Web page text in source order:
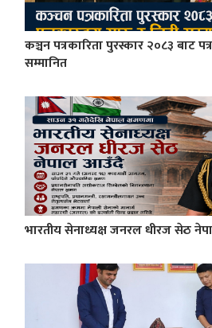
कञ्चन पत्रकारिता पुरस्कार २०८३ बाट
सम्मानित
भारतीय सेनाध्यक्ष जनरल धीरज सेठ